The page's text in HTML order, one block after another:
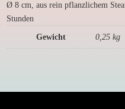
Menge
Ø 8 cm, aus rein pflanzlichem
Stunden
Gewicht 0,25 kg